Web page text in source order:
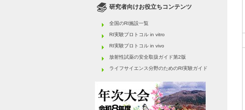
研究者向けお役立ちコンテンツ
全国のRI施設一覧
RI実験プロトコル in vitro
RI実験プロトコル in vivo
放射性試薬の安全取扱ガイド第2版
ライフサイエンス分野のためのRI実験ガイド